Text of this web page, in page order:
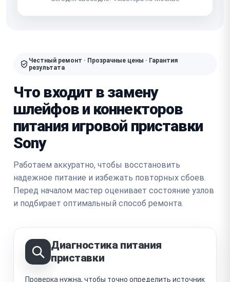
Честный ремонт · Прозрачные цены · Гарантия
результата
Что входит в замену
шлейфов и коннекторов
питания игровой приставки
Sony
Работаем аккуратно, чтобы восстановить
надежное питание и избежать повторных сбоев.
Перед началом мастер оценивает состояние узлов
и подбирает оптимальный способ ремонта.
Диагностика питания
приставки
Проверка нужна, чтобы точно определить источник